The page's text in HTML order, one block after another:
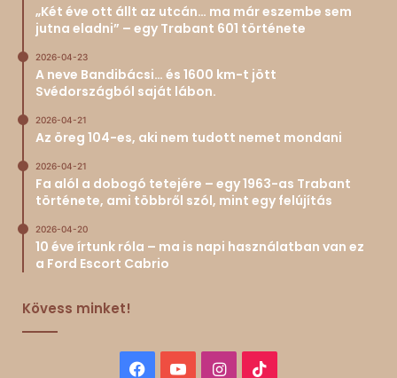
„Két éve ott állt az utcán… ma már eszembe sem
jutna eladni” – egy Trabant 601 története
2026-04-23
A neve Bandibácsi… és 1600 km-t jött
Svédországból saját lábon.
2026-04-21
Az öreg 104-es, aki nem tudott nemet mondani
2026-04-21
Fa alól a dobogó tetejére – egy 1963-as Trabant
története, ami többről szól, mint egy felújítás
2026-04-20
10 éve írtunk róla – ma is napi használatban van ez
a Ford Escort Cabrio
Kövess minket!
Facebook
YouTubeInstagram